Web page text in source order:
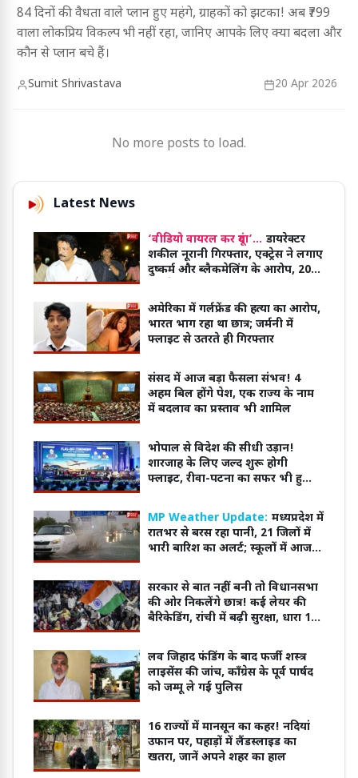
84 दिनों की वैधता वाले प्लान हुए महंगे, ग्राहकों को झटका! अब ₹799
वाला लोकप्रिय विकल्प भी नहीं रहा, जानिए आपके लिए क्या बदला और
कौन से प्लान बचे हैं।
Sumit Shrivastava 20 Apr 2026
No more posts to load.
Latest News
‘वीडियो वायरल कर दूंगा’... डायरेक्टर
शकील नूरानी गिरफ्तार, एक्ट्रेस ने लगाए
दुष्कर्म और ब्लैकमेलिंग के आरोप, 2016
अमेरिका में गर्लफ्रेंड की हत्या का आरोप,
भारत भाग रहा था छात्र; जर्मनी में
फ्लाइट से उतरते ही गिरफ्तार
संसद में आज बड़ा फैसला संभव! 4
अहम बिल होंगे पेश, एक राज्य के नाम
में बदलाव का प्रस्ताव भी शामिल
भोपाल से विदेश की सीधी उड़ान!
शारजाह के लिए जल्द शुरू होगी
फ्लाइट, रीवा-पटना का सफर भी हुआ
MP Weather Update: मध्यप्रदेश में
रातभर से बरस रहा पानी, 21 जिलों में
भारी बारिश का अलर्ट; स्कूलों में आज
सरकार से बात नहीं बनी तो विधानसभा
की ओर निकलेंगे छात्र! कई लेयर की
बैरिकेडिंग, रांची में बढ़ी सुरक्षा, धारा 163
लव जिहाद फंडिंग के बाद फर्जी शस्त्र
लाइसेंस की जांच, कॉंग्रेस के पूर्व पार्षद
को जम्मू ले गई पुलिस
16 राज्यों में मानसून का कहर! नदियां
उफान पर, पहाड़ों में लैंडस्लाइड का
खतरा, जानें अपने शहर का हाल